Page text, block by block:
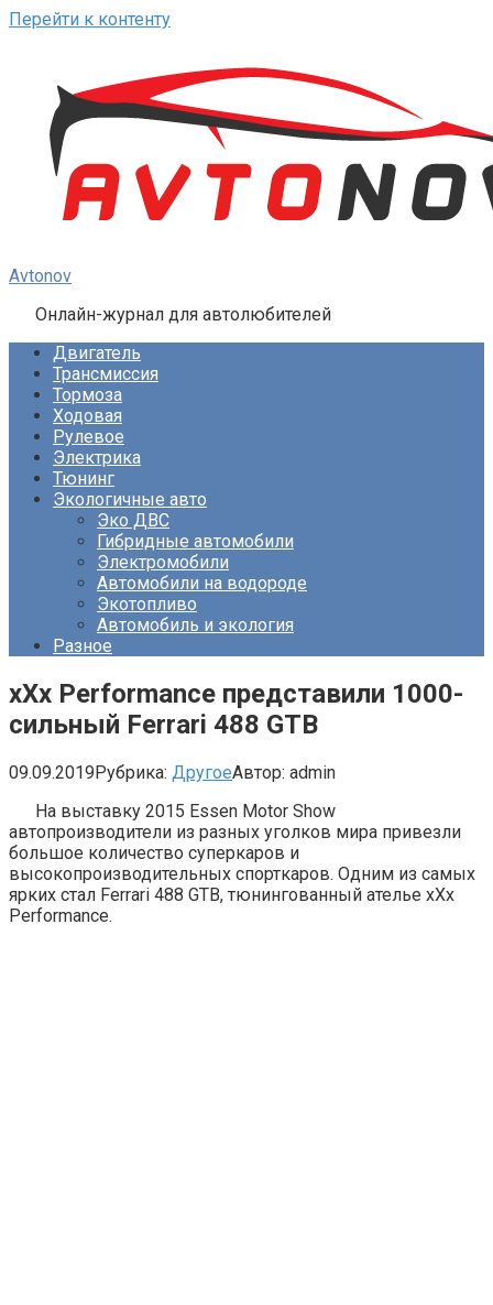
Перейти к контенту
Avtonov
Онлайн-журнал для автолюбителей
Двигатель
Трансмиссия
Тормоза
Ходовая
Рулевое
Электрика
Тюнинг
Экологичные авто
Эко ДВС
Гибридные автомобили
Электромобили
Автомобили на водороде
Экотопливо
Автомобиль и экология
Разное
xXx Performance представили 1000-
сильный Ferrari 488 GTB
09.09.2019Рубрика: ДругоеАвтор: admin
На выставку 2015 Essen Motor Show
автопроизводители из разных уголков мира привезли
большое количество суперкаров и
высокопроизводительных спорткаров. Одним из самых
ярких стал Ferrari 488 GTB, тюнингованный ателье xXx
Performance.